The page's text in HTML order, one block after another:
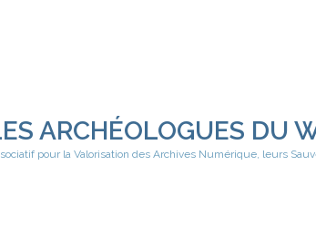
ARCHÉOLOGUES DU
pour la Valorisation des Archives Numérique, leurs